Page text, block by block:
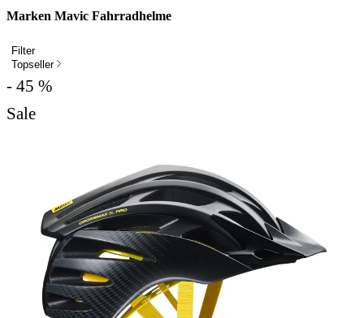
Marken Mavic Fahrradhelme
Filter
Topseller
- 45 %
Sale